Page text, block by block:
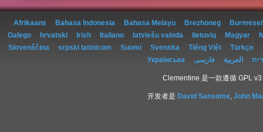
Afrikaans Bahasa Indonesia Bahasa Melayu Brezhoneg
Galego
hrvatski Irish Italiano latviešu valoda lietuvių Magyar
Slovenščina
srpski latinicom Suomi Svenska Tiếng Việt Türkçe
Українська
العربية فارسی
Clementine 是一款遵循 GPL
开发者是 David Sansome, John